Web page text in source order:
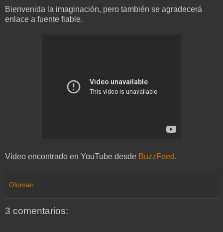
Bienvenida la imaginación, pero también se agradecerá
enlace a fuente fiable.
Vídeo encontrado en YouTube desde BuzzFeed.
Oloman
3 comentarios: